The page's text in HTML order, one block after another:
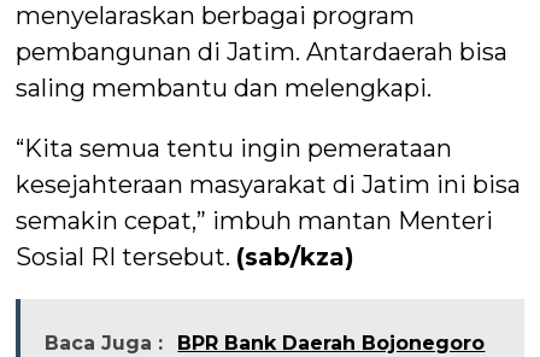
menyelaraskan berbagai program
pembangunan di Jatim. Antardaerah bisa
saling membantu dan melengkapi.
“Kita semua tentu ingin pemerataan
kesejahteraan masyarakat di Jatim ini bisa
semakin cepat,” imbuh mantan Menteri
Sosial RI tersebut. (sab/kza)
Baca Juga :
BPR Bank Daerah Bojonegoro